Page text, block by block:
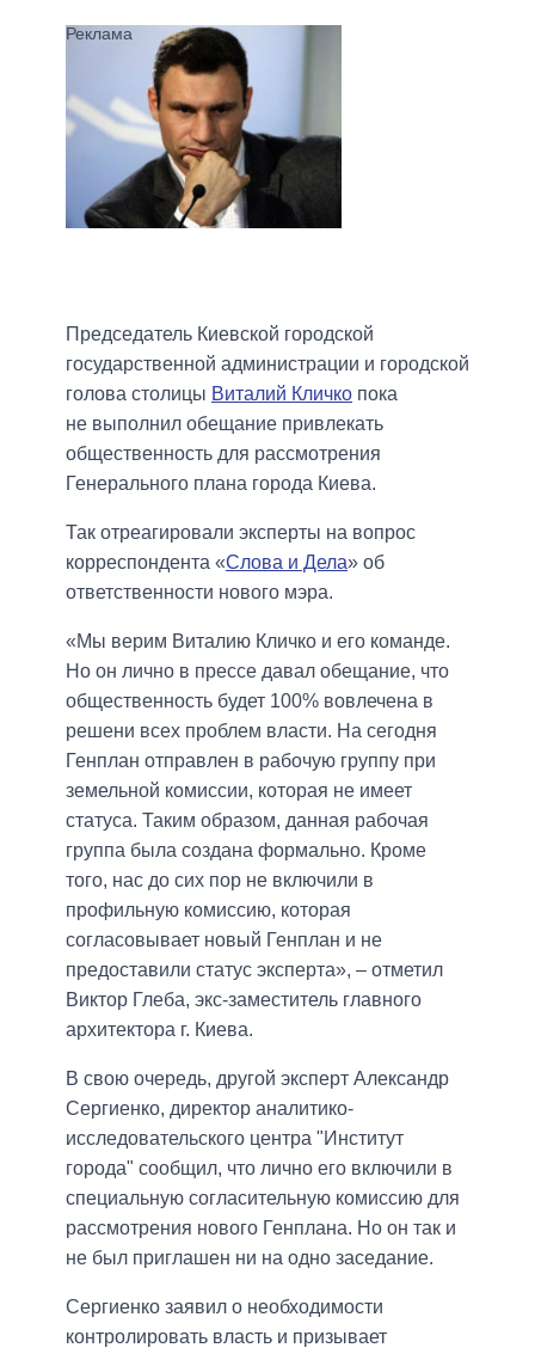
Председатель Киевской городской
государственной администрации и городской
голова столицы Виталий Кличко пока
не выполнил обещание привлекать
общественность для рассмотрения
Генерального плана города Киева.
Так отреагировали эксперты на вопрос
корреспондента «Слова и Дела» об
ответственности нового мэра.
«Мы верим Виталию Кличко и его команде.
Но он лично в прессе давал обещание, что
общественность будет 100% вовлечена в
решени всех проблем власти. На сегодня
Генплан отправлен в рабочую группу при
земельной комиссии, которая не имеет
статуса. Таким образом, данная рабочая
группа была создана формально. Кроме
того, нас до сих пор не включили в
профильную комиссию, которая
согласовывает новый Генплан и не
предоставили статус эксперта», – отметил
Виктор Глеба, экс-заместитель главного
архитектора г. Киева.
В свою очередь, другой эксперт Александр
Сергиенко, директор аналитико-
исследовательского центра "Институт
города" сообщил, что лично его включили в
специальную согласительную комиссию для
рассмотрения нового Генплана. Но он так и
не был приглашен ни на одно заседание.
Сергиенко заявил о необходимости
контролировать власть и призывает